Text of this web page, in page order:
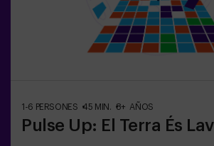
començar amb Pulse Up: El Suelo es
Combat! 🔥 Divideix el teu grup de 6 a
equips, cadascun competint per
adult, que comptarà com a jugador.
1-6 PERSONES 45 MIN. 8+ AÑOS
Pulse Up: El Terra És